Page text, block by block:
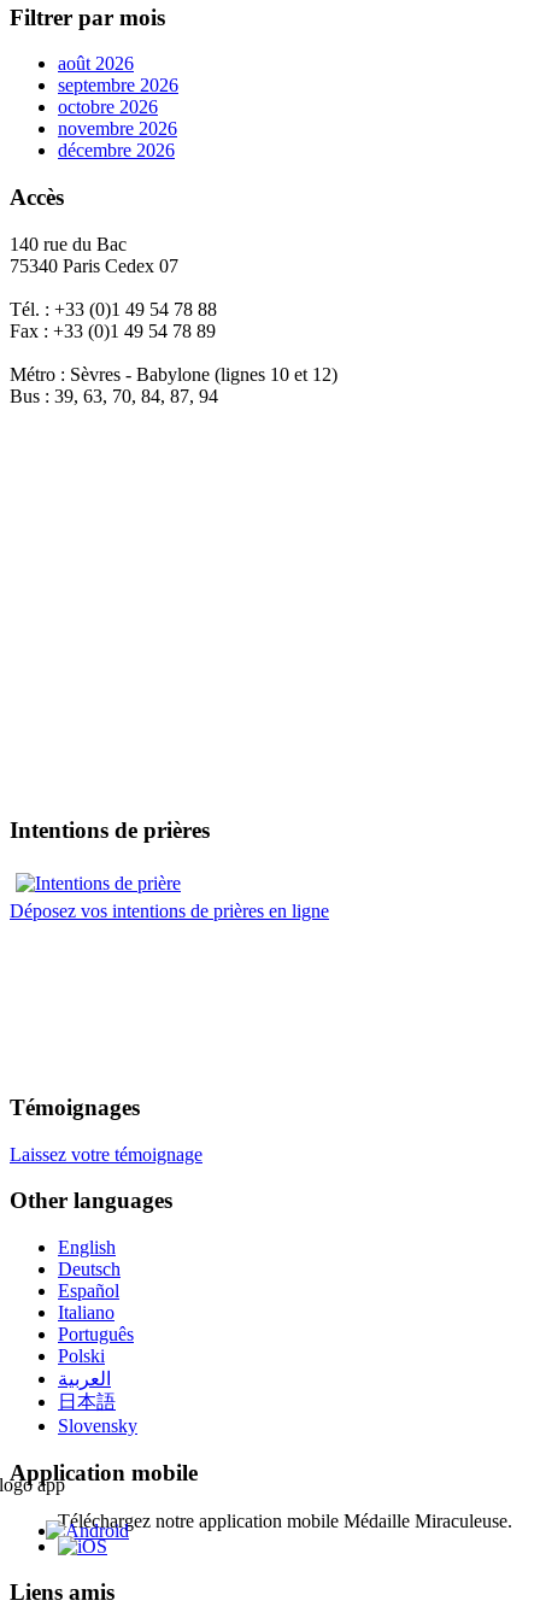
Filtrer par mois
août 2026
septembre 2026
octobre 2026
novembre 2026
décembre 2026
Accès
140 rue du Bac
75340 Paris Cedex 07
Tél. : +33 (0)1 49 54 78 88
Fax : +33 (0)1 49 54 78 89
Métro : Sèvres - Babylone (lignes 10 et 12)
Bus : 39, 63, 70, 84, 87, 94
Intentions de prières
Déposez vos intentions de prières en ligne
Témoignages
Laissez votre témoignage
Other languages
English
Deutsch
Español
Italiano
Português
Polski
العربية
日本語
Slovensky
Application mobile
Téléchargez notre application mobile Médaille Miraculeuse.
Liens amis